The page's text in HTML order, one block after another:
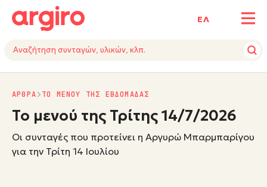
ΕΛ
ΑΡΘΡΑ ΤΟ ΜΕΝΟΥ ΤΗΣ ΕΒΔΟΜΑΔΑΣ
Το μενού της Τρίτης 14/7/2026
Οι συνταγές που προτείνει η Αργυρώ Μπαρμπαρίγου
για την Τρίτη 14 Ιουλίου